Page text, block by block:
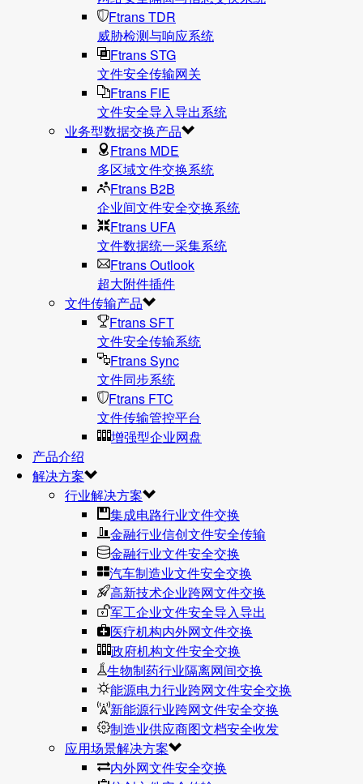
Ftrans TDR
威胁检测与响应系统
Ftrans STG
文件安全传输网关
Ftrans FIE
文件安全导入导出系统
业务型数据交换产品
Ftrans MDE
多区域文件交换系统
Ftrans B2B
企业间文件安全交换系统
Ftrans UFA
文件数据统⼀采集系统
Ftrans Outlook
超大附件插件
文件传输产品
Ftrans SFT
文件安全传输系统
Ftrans Sync
文件同步系统
Ftrans FTC
文件传输管控平台
增强型企业网盘
产品介绍
解决方案
行业解决方案
集成电路行业文件交换
金融行业信创文件安全传输
金融行业文件安全交换
汽车制造业文件安全交换
高新技术企业跨网文件交换
军工企业文件安全导入导出
医疗机构内外网文件交换
政府机构文件安全交换
生物制药行业隔离网间交换
能源电力行业跨网文件安全交换
新能源行业跨网文件安全交换
制造业供应商图文档安全收发
应用场景解决方案
内外网文件安全交换